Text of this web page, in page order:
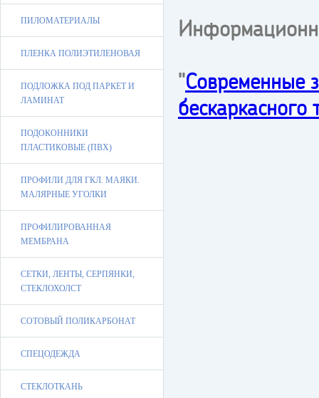
ПИЛОМАТЕРИАЛЫ
ПЛЕНКА ПОЛИЭТИЛЕНОВАЯ
ПОДЛОЖКА ПОД ПАРКЕТ И
ЛАМИНАТ
ПОДОКОННИКИ
ПЛАСТИКОВЫЕ (ПВХ)
ПРОФИЛИ ДЛЯ ГКЛ. МАЯКИ.
МАЛЯРНЫЕ УГОЛКИ
ПРОФИЛИРОВАННАЯ
МЕМБРАНА
СЕТКИ, ЛЕНТЫ, СЕРПЯНКИ,
СТЕКЛОХОЛСТ
СОТОВЫЙ ПОЛИКАРБОНАТ
СПЕЦОДЕЖДА
СТЕКЛОТКАНЬ
"Современные